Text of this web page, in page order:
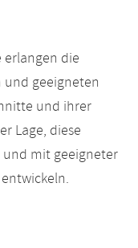
erlangen die
und geeigneten
und ihrer
Lage, diese
und mit geeigneter